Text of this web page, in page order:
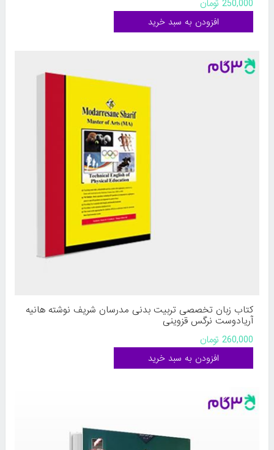
250,000 تومان
کتاب زبان تخصصی تربیت بدنی مدرسان شریف نوشته هانیه
آریادوست نرگس قزوینی
260,000 تومان